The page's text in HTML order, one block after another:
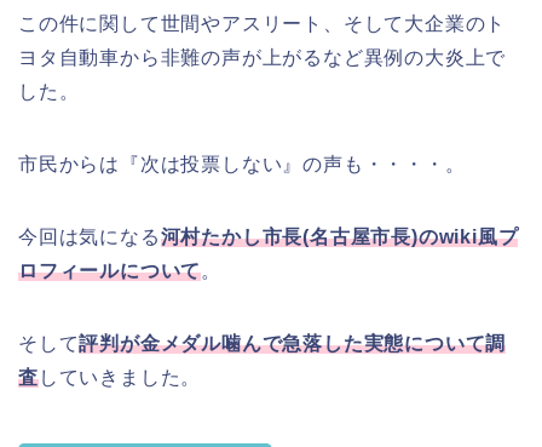
この件に関して世間やアスリート、そして大企業のト
ヨタ自動車から非難の声が上がるなど異例の大炎上で
した。
市民からは『次は投票しない』の声も・・・・。
今回は気になる河村たかし市長(名古屋市長)のwiki風プ
ロフィールについて。
そして評判が金メダル噛んで急落した実態について調
査していきました。